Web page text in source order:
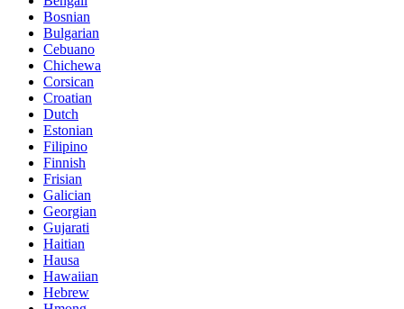
Bosnian
Bulgarian
Cebuano
Chichewa
Corsican
Croatian
Dutch
Estonian
Filipino
Finnish
Frisian
Galician
Georgian
Gujarati
Haitian
Hausa
Hawaiian
Hebrew